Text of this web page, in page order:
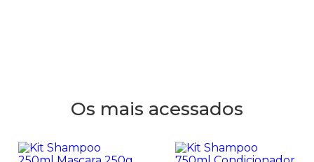
Os mais acessados